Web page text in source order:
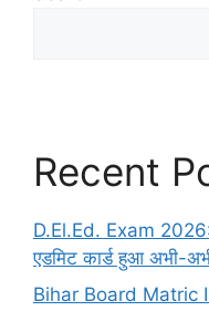
Recent
D.El.Ed. Exam 2026:
एडमिट कार्ड हुआ अभी-
Bihar Board Matric